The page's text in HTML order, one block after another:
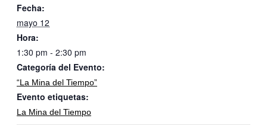
Fecha:
mayo 12
Hora:
1:30 pm - 2:30 pm
Categoría del Evento:
“La Mina del Tiempo”
Evento etiquetas:
La Mina del Tiempo